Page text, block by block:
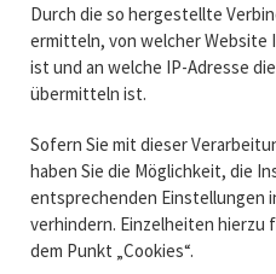
Durch die so hergestellte
ermitteln, von welcher Website
ist und an welche IP-Adresse
übermitteln ist.
Sofern Sie mit dieser
haben Sie die Möglichkeit, die
entsprechenden Einstellungen
verhindern. Einzelheiten hierzu
dem Punkt „Cookies“.